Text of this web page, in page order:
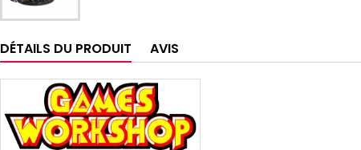
DÉTAILS DU PRODUIT AVIS